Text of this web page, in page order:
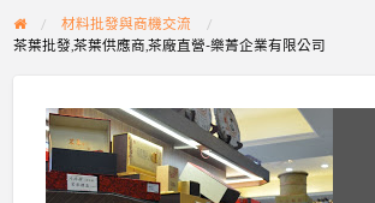
材料批發與商機交流
茶葉批發,茶葉供應商,茶廠直營-樂菁企業有限公司